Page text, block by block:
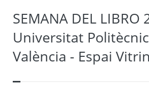
SEMANA DEL LIBRO
Universitat
València - Espai